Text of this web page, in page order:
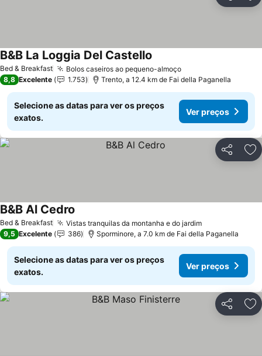
Bed & Breakfast Bolos caseiros ao pequeno-almoço
B&B La Loggia Del Castello
8,8 Excelente 1.753 Trento, a 12.4 km de Fai della Paganella
Selecione as datas para ver os preços
exatos.
Ver preços
Partilhar
Bed & Breakfast Vistas tranquilas da montanha e do jardim
B&B Al Cedro
9,5 Excelente 386 Sporminore, a 7.0 km de Fai della Paganella
Selecione as datas para ver os preços
exatos.
Ver preços
Partilhar